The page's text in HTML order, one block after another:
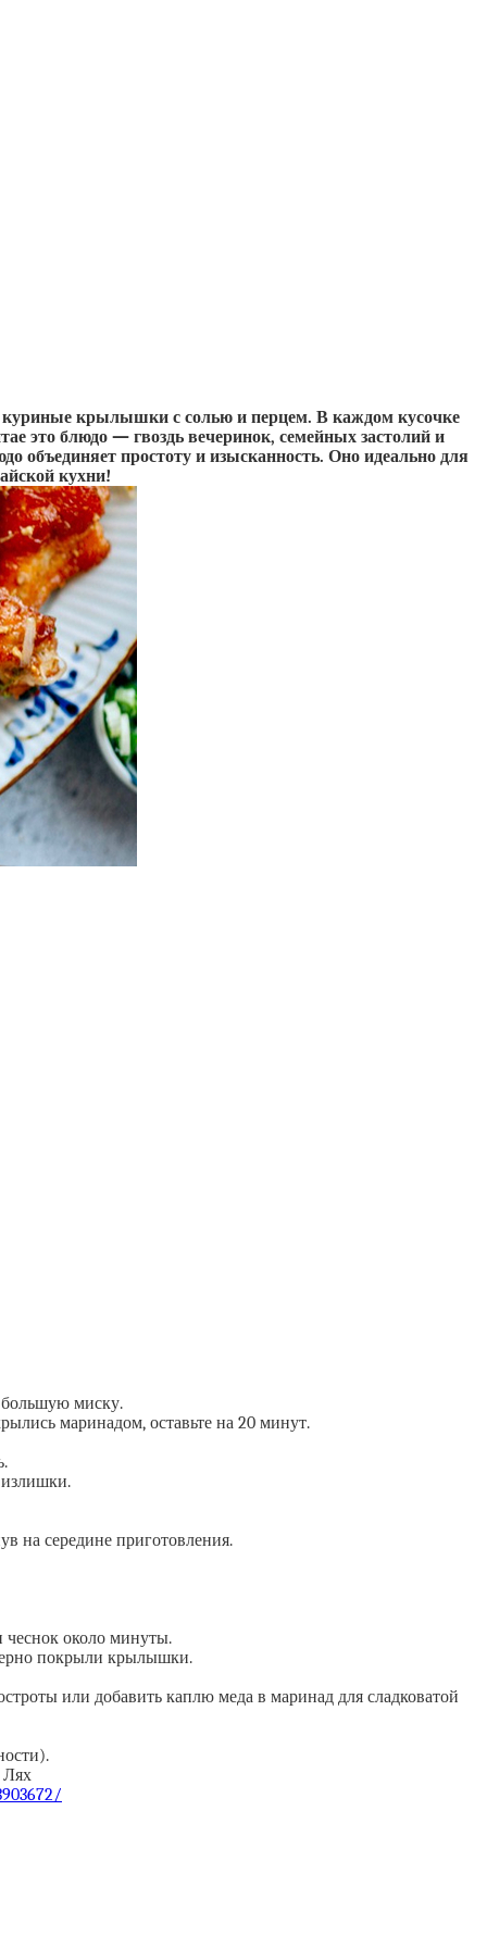
куриные крылышки с солью и перцем. В каждом кусочке
это блюдо — гвоздь вечеринок, семейных застолий и
объединяет простоту и изысканность. Оно идеально для
кухни!
миску.
маринадом, оставьте на 20 минут.
на середине приготовления.
чеснок около минуты.
покрыли крылышки.
или добавить каплю меда в маринад для сладковатой
Лях